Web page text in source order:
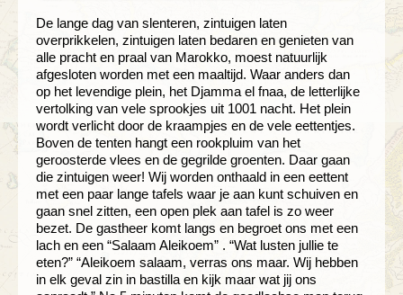
De lange dag van slenteren, zintuigen laten
overprikkelen, zintuigen laten bedaren en genieten van
alle pracht en praal van Marokko, moest natuurlijk
afgesloten worden met een maaltijd. Waar anders dan
op het levendige plein, het Djamma el fnaa, de letterlijke
vertolking van vele sprookjes uit 1001 nacht. Het plein
wordt verlicht door de kraampjes en de vele eettentjes.
Boven de tenten hangt een rookpluim van het
geroosterde vlees en de gegrilde groenten. Daar gaan
die zintuigen weer! Wij worden onthaald in een eettent
met een paar lange tafels waar je aan kunt schuiven en
gaan snel zitten, een open plek aan tafel is zo weer
bezet. De gastheer komt langs en begroet ons met een
lach en een “Salaam Aleikoem” . “Wat lusten jullie te
eten?” “Aleikoem salaam, verras ons maar. Wij hebben
in elk geval zin in bastilla en kijk maar wat jij ons